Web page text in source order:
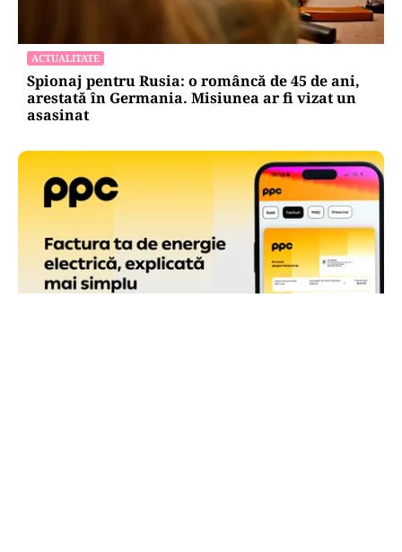
ACTUALITATE
Spionaj pentru Rusia: o româncă de 45 de ani,
arestată în Germania. Misiunea ar fi vizat un
asasinat